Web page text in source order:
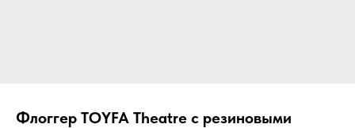
Флоггер TOYFA Theatre с резиновыми